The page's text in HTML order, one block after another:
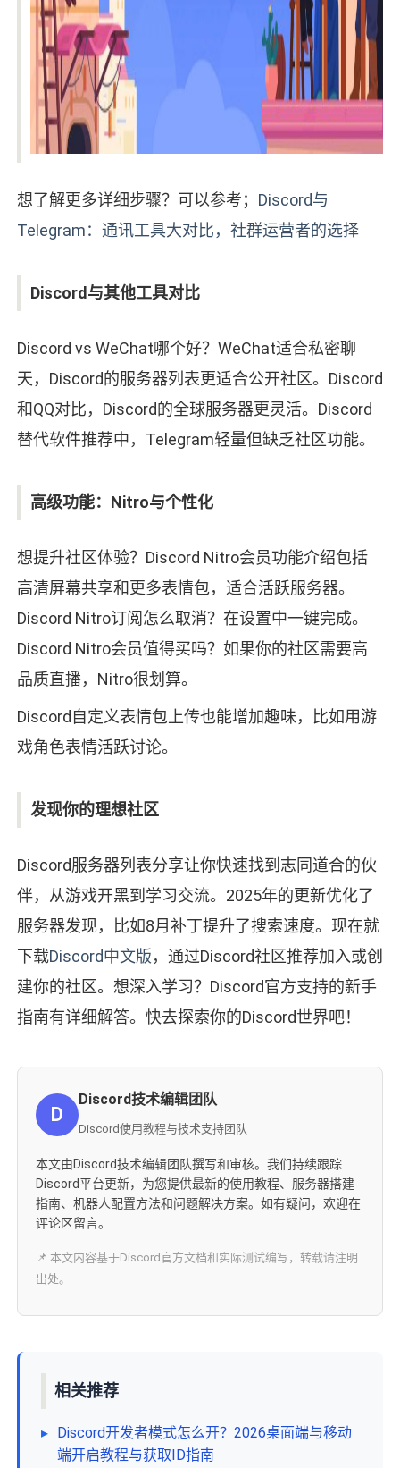
想了解更多详细步骤？可以参考； Discord与
Telegram：通讯工具大对比，社群运营者的选择
Discord与其他工具对比
Discord vs WeChat哪个好？WeChat适合私密聊
天，Discord的服务器列表更适合公开社区。Discord
和QQ对比，Discord的全球服务器更灵活。Discord
替代软件推荐中，Telegram轻量但缺乏社区功能。
高级功能：Nitro与个性化
想提升社区体验？Discord Nitro会员功能介绍包括
高清屏幕共享和更多表情包，适合活跃服务器。
Discord Nitro订阅怎么取消？在设置中一键完成。
Discord Nitro会员值得买吗？如果你的社区需要高
品质直播，Nitro很划算。
Discord自定义表情包上传也能增加趣味，比如用游
戏角色表情活跃讨论。
发现你的理想社区
Discord服务器列表分享让你快速找到志同道合的伙
伴，从游戏开黑到学习交流。2025年的更新优化了
服务器发现，比如8月补丁提升了搜索速度。现在就
下载Discord中文版，通过Discord社区推荐加入或创
建你的社区。想深入学习？Discord官方支持的新手
指南有详细解答。快去探索你的Discord世界吧！
D
Discord技术编辑团队
Discord使用教程与技术支持团队
本文由Discord技术编辑团队撰写和审核。我们持续跟踪
Discord平台更新，为您提供最新的使用教程、服务器搭建
指南、机器人配置方法和问题解决方案。如有疑问，欢迎在
评论区留言。
📌 本文内容基于Discord官方文档和实际测试编写，转载请注明
出处。
相关推荐
▸ Discord开发者模式怎么开？2026桌面端与移动
端开启教程与获取ID指南